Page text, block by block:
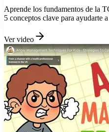
Aprende los fundamentos de la
5 conceptos clave para ayudarte
Ver video